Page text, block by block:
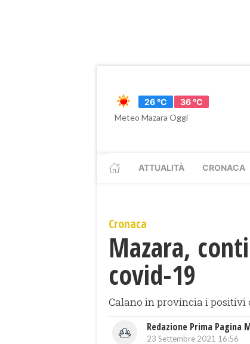
26 °C
36 °C
Meteo Mazara Oggi
ATTUALITÀ CRONACA
Cronaca
Mazara,
covid-19
Calano in provincia i positivi
Redazione Prima Pagina
23 Settembre 2021 16:56